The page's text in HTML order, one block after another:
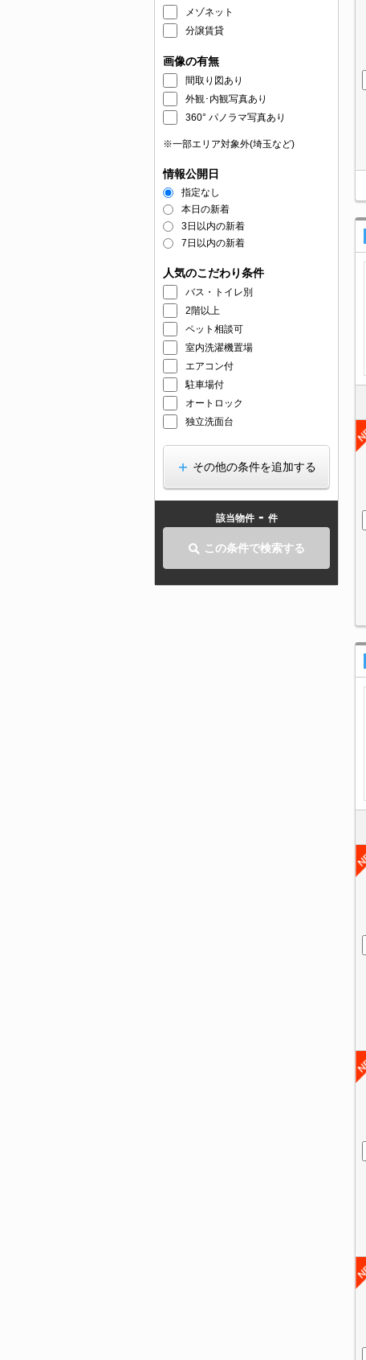
メゾネット
分譲賃貸
画像の有無
間取り図あり
外観･内観写真あり
360° パノラマ写真あり
※一部エリア対象外(埼玉など)
情報公開日
指定なし
本日の新着
3日以内の新着
7日以内の新着
人気のこだわり条件
バス・トイレ別
2階以上
ペット相談可
室内洗濯機置場
エアコン付
駐車場付
オートロック
独立洗面台
その他の条件を追加する
該当物件 - 件
この条件で検索する